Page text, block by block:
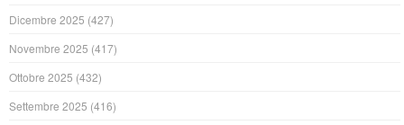
Dicembre 2025 (427)
Novembre 2025 (417)
Ottobre 2025 (432)
Settembre 2025 (416)